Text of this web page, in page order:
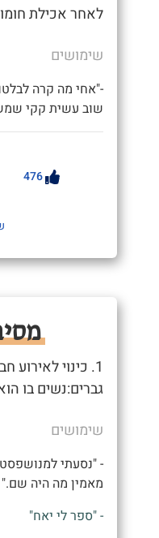
לאחר אכילת
שימושים
-"אחי מה קרה
שוב עשית קקי
476
1. כינוי
גברים:נשים בו הוא 80:20
שימושים
מאמין מה היה שם."
- "ספר לי יאח"